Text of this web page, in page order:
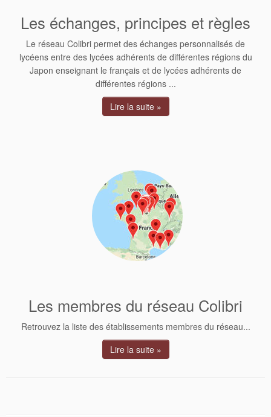
Les échanges, principes et règles
Le réseau Colibri permet des échanges personnalisés de
lycéens entre des lycées adhérents de différentes régions du
Japon enseignant le français et de lycées adhérents de
différentes régions ...
Lire la suite »
Les membres du réseau Colibri
Retrouvez la liste des établissements membres du réseau...
Lire la suite »